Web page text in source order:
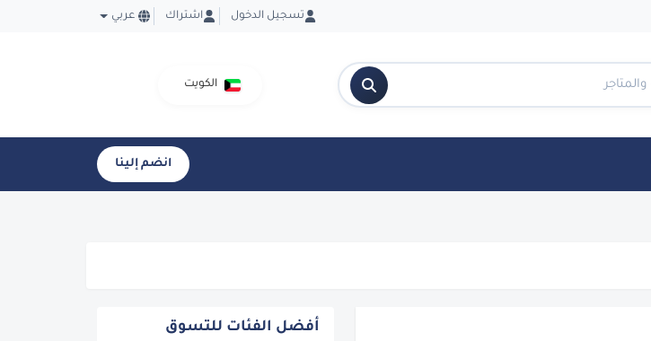
تسجيل الدخول اشتراك عربي
الكويت
انضم إلينا
أفضل الفئات للتسوق